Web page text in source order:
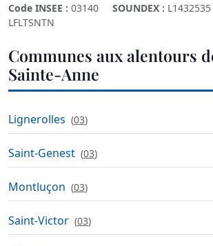
Code INSEE : 03140 SOUNDEX : L1432535
LFLTSNTN
Communes aux alentours
Sainte-Anne
Lignerolles (03)
Saint-Genest (03)
Montluçon (03)
Saint-Victor (03)